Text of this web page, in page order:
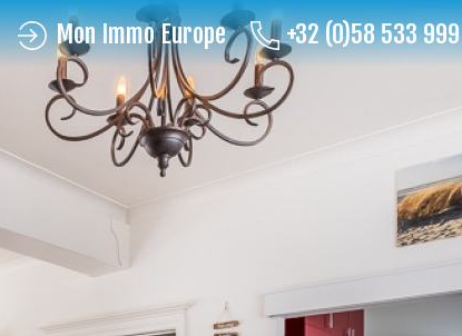
+32 (0)58 533 999
Mon Immo Europe